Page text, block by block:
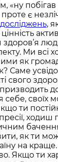
«ну побігав
є
,
здоров’я
Ми всі
як
Саме
свого
себе, своїх
ти
як ти
на
Якщо ти